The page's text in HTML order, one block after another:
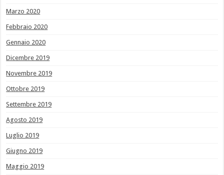
Marzo 2020
Febbraio 2020
Gennaio 2020
Dicembre 2019
Novembre 2019
Ottobre 2019
Settembre 2019
Agosto 2019
Luglio 2019
Giugno 2019
Maggio 2019